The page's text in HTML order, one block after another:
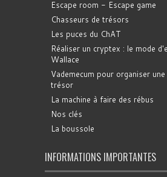
Escape room - Escape game
Chasseurs de trésors
Les puces du ChAT
Réaliser un cryptex : le mode
Wallace
Vademecum pour organiser une
trésor
La machine à faire des rébus
Nos clés
La boussole
INFORMATIONS IMPORTANTES